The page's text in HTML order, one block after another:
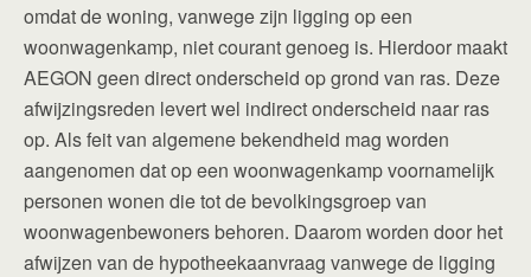
omdat de woning, vanwege zijn ligging op een
woonwagenkamp, niet courant genoeg is. Hierdoor maakt
AEGON geen direct onderscheid op grond van ras. Deze
afwijzingsreden levert wel indirect onderscheid naar ras
op. Als feit van algemene bekendheid mag worden
aangenomen dat op een woonwagenkamp voornamelijk
personen wonen die tot de bevolkingsgroep van
woonwagenbewoners behoren. Daarom worden door het
afwijzen van de hypotheekaanvraag vanwege de ligging